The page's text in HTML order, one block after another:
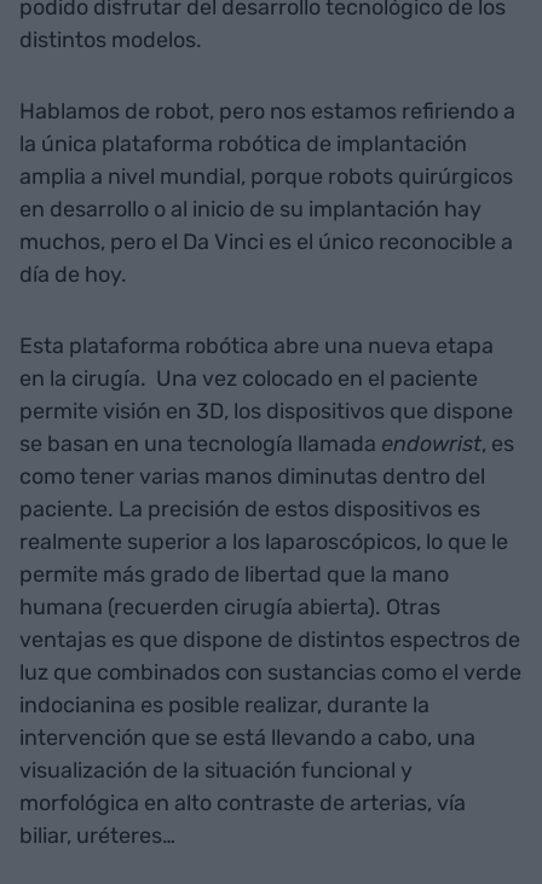
podido disfrutar del desarrollo tecnológico de los
distintos modelos.
Hablamos de robot, pero nos estamos refiriendo a
la única plataforma robótica de implantación
amplia a nivel mundial, porque robots quirúrgicos
en desarrollo o al inicio de su implantación hay
muchos, pero el Da Vinci es el único reconocible a
día de hoy.
Esta plataforma robótica abre una nueva etapa
en la cirugía. Una vez colocado en el paciente
permite visión en 3D, los dispositivos que dispone
se basan en una tecnología llamada endowrist, es
como tener varias manos diminutas dentro del
paciente. La precisión de estos dispositivos es
realmente superior a los laparoscópicos, lo que le
permite más grado de libertad que la mano
humana (recuerden cirugía abierta). Otras
ventajas es que dispone de distintos espectros de
luz que combinados con sustancias como el verde
indocianina es posible realizar, durante la
intervención que se está llevando a cabo, una
visualización de la situación funcional y
morfológica en alto contraste de arterias, vía
biliar, uréteres…